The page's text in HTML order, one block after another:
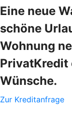
Eine neue
schöne
Wohnung
PrivatKredit
Wünsche.
Zur Kreditanfrage